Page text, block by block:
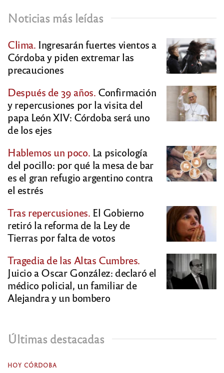
Noticias más leídas
Clima. Ingresarán fuertes vientos a
Córdoba y piden extremar las
precauciones
Después de 39 años. Confirmación
y repercusiones por la visita del
papa León XIV: Córdoba será uno
de los ejes
Hablemos un poco. La psicología
del pocillo: por qué la mesa de bar
es el gran refugio argentino contra
el estrés
Tras repercusiones. El Gobierno
retiró la reforma de la Ley de
Tierras por falta de votos
Tragedia de las Altas Cumbres.
Juicio a Oscar González: declaró el
médico policial, un familiar de
Alejandra y un bombero
Últimas destacadas
HOY CÓRDOBA